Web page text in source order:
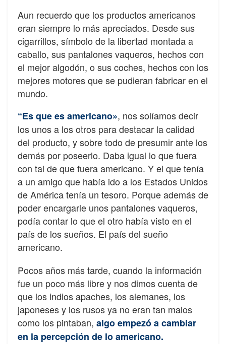
Aun recuerdo que los productos americanos
eran siempre lo más apreciados. Desde sus
cigarrillos, símbolo de la libertad montada a
caballo, sus pantalones vaqueros, hechos con
el mejor algodón, o sus coches, hechos con los
mejores motores que se pudieran fabricar en el
mundo.
“Es que es americano», nos solíamos decir
los unos a los otros para destacar la calidad
del producto, y sobre todo de presumir ante los
demás por poseerlo. Daba igual lo que fuera
con tal de que fuera americano. Y el que tenía
a un amigo que había ido a los Estados Unidos
de América tenía un tesoro. Porque además de
poder encargarle unos pantalones vaqueros,
podía contar lo que el otro había visto en el
país de los sueños. El país del sueño
americano.
Pocos años más tarde, cuando la información
fue un poco más libre y nos dimos cuenta de
que los indios apaches, los alemanes, los
japoneses y los rusos ya no eran tan malos
como los pintaban, algo empezó a cambiar
en la percepción de lo americano.